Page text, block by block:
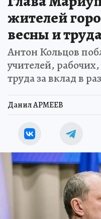
жителей
весны и
Антон Кольцов
учителей,
труда за вклад в
Данил АРМЕЕВ